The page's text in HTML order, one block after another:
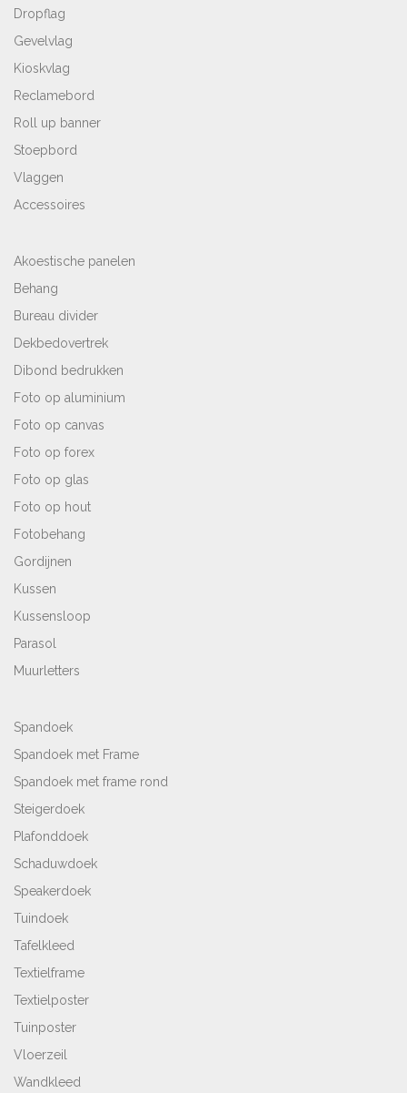
Dropflag
Gevelvlag
Kioskvlag
Reclamebord
Roll up banner
Stoepbord
Vlaggen
Accessoires
Akoestische panelen
Behang
Bureau divider
Dekbedovertrek
Dibond bedrukken
Foto op aluminium
Foto op canvas
Foto op forex
Foto op glas
Foto op hout
Fotobehang
Gordijnen
Kussen
Kussensloop
Parasol
Muurletters
Spandoek
Spandoek met Frame
Spandoek met frame rond
Steigerdoek
Plafonddoek
Schaduwdoek
Speakerdoek
Tuindoek
Tafelkleed
Textielframe
Textielposter
Tuinposter
Vloerzeil
Wandkleed